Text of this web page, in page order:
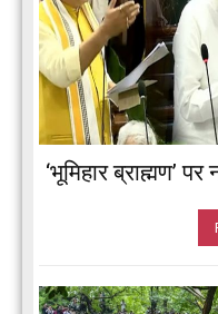
‘भूमिहार ब्राह्मण’